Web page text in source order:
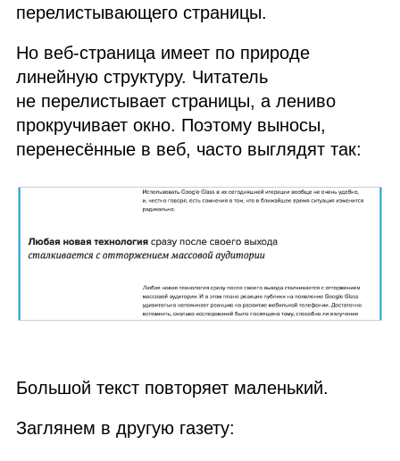
перелистывающего страницы.
Но веб‑страница имеет по природе
линейную структуру. Читатель
не перелистывает страницы, а лениво
прокручивает окно. Поэтому выносы,
перенесённые в веб, часто выглядят так:
Большой текст повторяет маленький.
Заглянем в другую газету: